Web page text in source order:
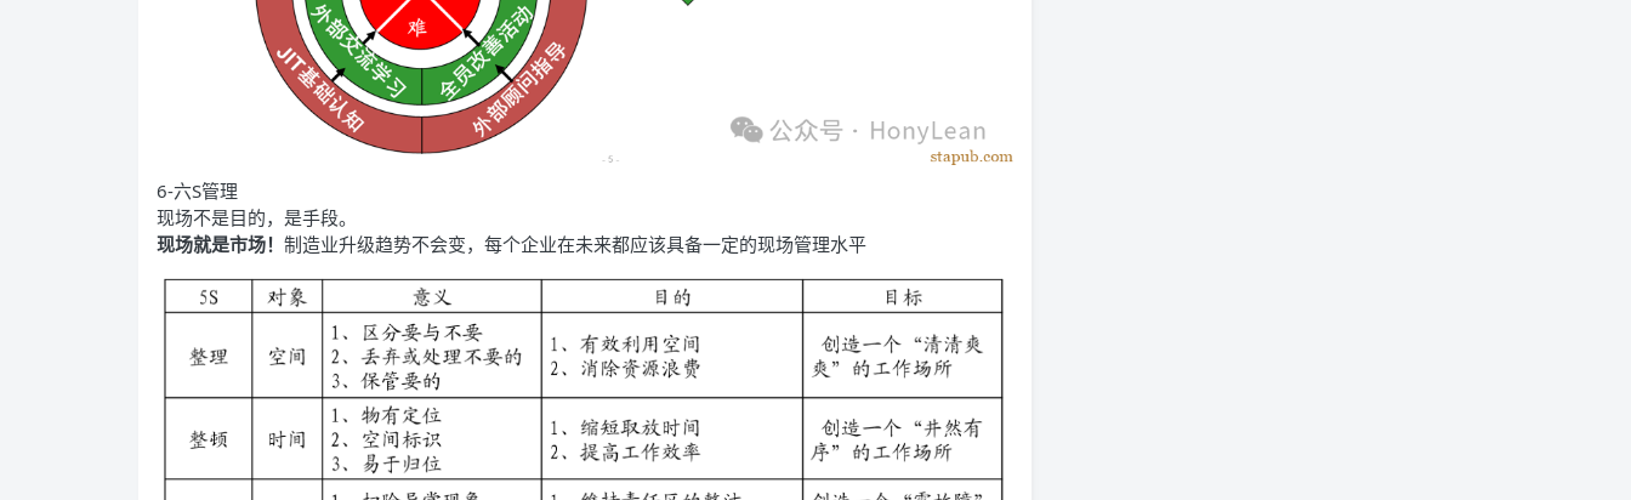
6-六S管理
现场不是目的，是手段。
现场就是市场！ 制造业升级趋势不会变，每个企业在未来都应该具备一定的现场管理水平